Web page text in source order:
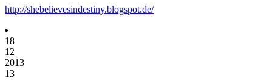
http://shebelievesindestiny.blogspot.de/
18
12
2013
13